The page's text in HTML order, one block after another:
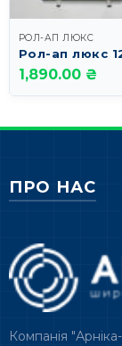
РОЛ-АП ЛЮКС
Рол-ап люкс
1,890.00 ₴
ПРО НАС
Компанія